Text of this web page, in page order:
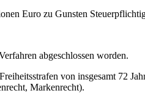
Euro zu Gunsten
abgeschlossen worden.
von insgesamt 72
Markenrecht).